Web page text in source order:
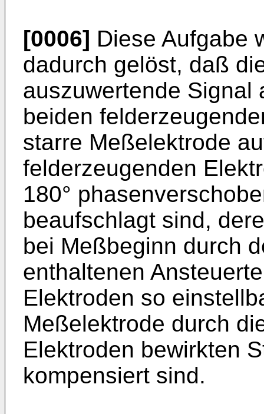
[0006] Diese Aufgabe
dadurch gelöst, daß
auszuwertende Signal
beiden
starre Meßelektrode
felderzeugenden
180°
beaufschlagt sind,
bei Meßbeginn durch
enthaltenen
Elektroden so
Meßelektrode durch
Elektroden bewirkten
kompensiert sind.